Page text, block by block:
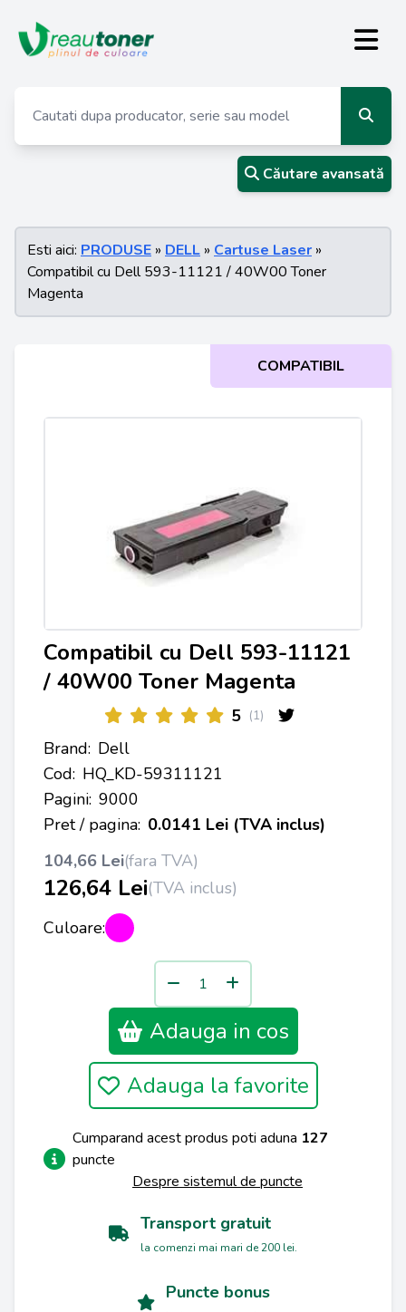
Căutare avansată
Esti aici: PRODUSE » DELL » Cartuse Laser »
Compatibil cu Dell 593-11121 / 40W00 Toner
Magenta
COMPATIBIL
Compatibil cu Dell 593-11121
/ 40W00 Toner Magenta
5 (1)
Brand: Dell
Cod: HQ_KD-59311121
Pagini: 9000
Pret / pagina: 0.0141 Lei (TVA inclus)
104,66 Lei(fara TVA)
126,64 Lei(TVA inclus)
Culoare:
Adauga in cos
Adauga la favorite
Cumparand acest produs poti aduna 127
puncte
Despre sistemul de puncte
Transport gratuit
la comenzi mai mari de 200 lei.
Puncte bonus